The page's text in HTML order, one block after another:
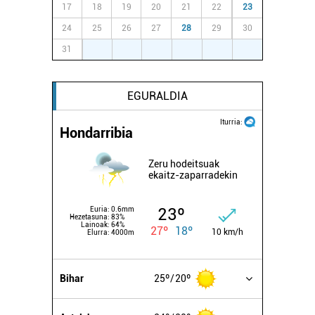
zure baimena Cookieen adierazpenean.
Webgune honek cookie propioak eta hirugarrenen cookie-
fitxategiak erabiltzen ditu. Zure esperientzia eta
baliatzen gara. Ohar hau onartuz gero, teknologia hori
17 18 19 20 21 22 23
24 25 26 27 28 29 30
31
EGURALDIA
Iturria:
Hondarribia
Zeru hodeitsuak
ekaitz-zaparradekin
Euria: 0.6mm
Hezetasuna: 83%
Lainoak: 64%
Elurra: 4000m
23º
27º 18º 10 km/h
Bihar 25º 20º